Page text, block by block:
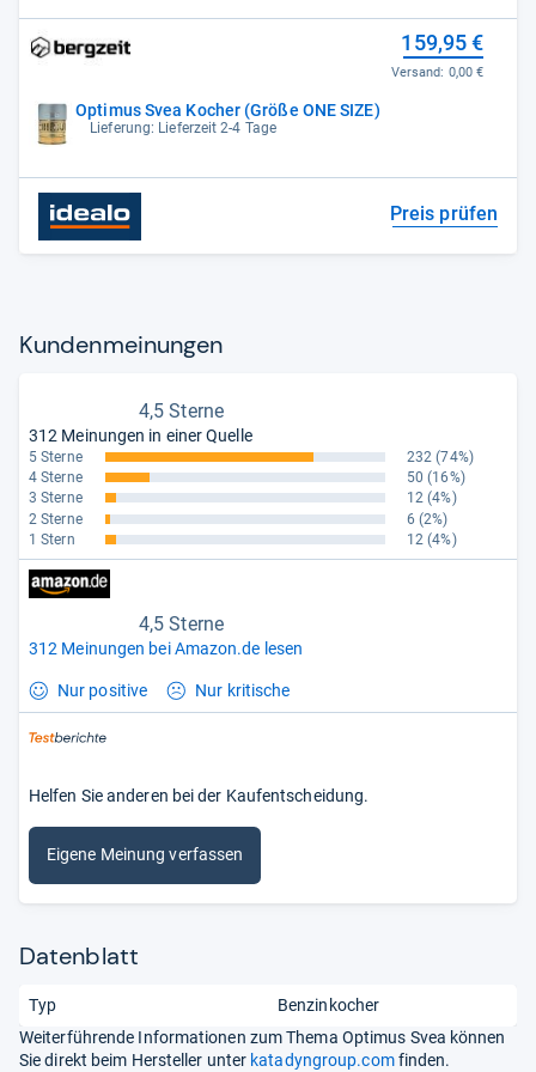
Optimus Svea Kocher (Größe ONE SIZE)
Lieferung: Lieferzeit 2-4 Tage
159,95 €
Versand: 0,00 €
Preis prüfen
Kun­den­mei­nun­gen
4,5 Sterne
312 Meinungen in einer Quelle
5 Sterne 232 (74%)
4 Sterne
50 (16%)
3 Sterne
12 (4%)
2 Sterne
6 (2%)
1 Stern
12 (4%)
4,5 Sterne
312 Meinungen bei Amazon.de lesen
Nur positive Nur kritische
Helfen Sie anderen bei der Kaufentscheidung.
Eigene Meinung verfassen
Datenblatt
Typ
Benzinkocher
Weiterführende Informationen zum Thema Optimus Svea können
Sie direkt beim Hersteller unter katadyngroup.comfinden.